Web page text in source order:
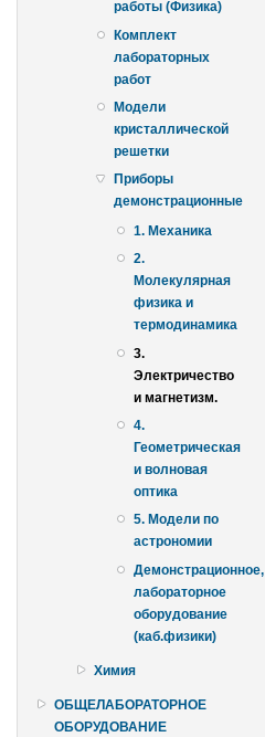
работы (Физика)
Комплект
лабораторных
работ
Модели
кристаллической
решетки
Приборы
демонстрационные
1. Механика
2.
Молекулярная
физика и
термодинамика
3.
Электричество
и магнетизм.
4.
Геометрическая
и волновая
оптика
5. Модели по
астрономии
Демонстрационное,
лабораторное
оборудование
(каб.физики)
Химия
ОБЩЕЛАБОРАТОРНОЕ
ОБОРУДОВАНИЕ